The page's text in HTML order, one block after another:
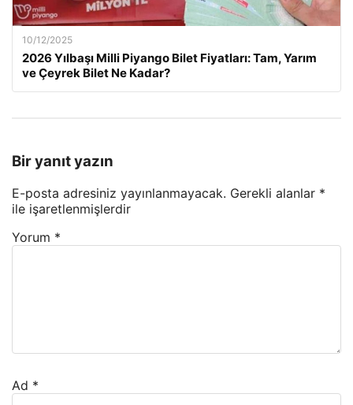
10/12/2025
2026 Yılbaşı Milli Piyango Bilet Fiyatları: Tam, Yarım
ve Çeyrek Bilet Ne Kadar?
Bir yanıt yazın
E-posta adresiniz yayınlanmayacak. Gerekli alanlar *
ile işaretlenmişlerdir
Yorum *
Ad *